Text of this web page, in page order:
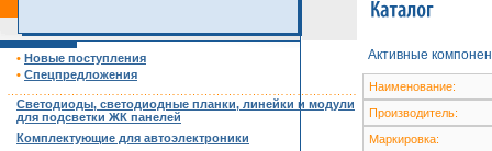
• Новые поступления
• Спецпредложения
Светодиоды, светодиодные планки, линейки и модули
для подсветки ЖК панелей
Комплектующие для автоэлектроники
Активные
Наименование:
Производитель:
Маркировка: